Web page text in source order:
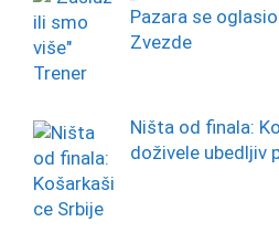
Pazara se
Zvezde
Ništa od finala:
doživele ubedljiv